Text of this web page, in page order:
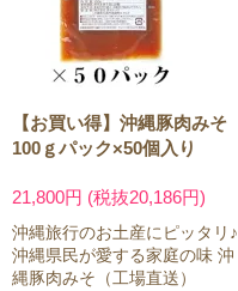
【お買い得】沖縄豚肉みそ
100ｇパック×50個入り
21,800円 (税抜20,186円)
沖縄旅行のお土産にピッタリ♪
沖縄県民が愛する家庭の味 沖
縄豚肉みそ（工場直送）